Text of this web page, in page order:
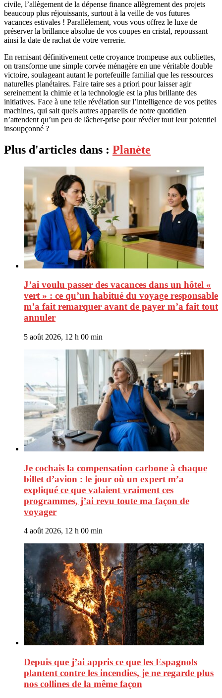
civile, l’allègement de la dépense finance allègrement des projets
beaucoup plus réjouissants, surtout à la veille de vos futures
vacances estivales ! Parallèlement, vous vous offrez le luxe de
préserver la brillance absolue de vos coupes en cristal, repoussant
ainsi la date de rachat de votre verrerie.
En remisant définitivement cette croyance trompeuse aux oubliettes,
on transforme une simple corvée ménagère en une véritable double
victoire, soulageant autant le portefeuille familial que les ressources
naturelles planétaires. Faire taire ses a priori pour laisser agir
sereinement la chimie et la technologie est la plus brillante des
initiatives. Face à une telle révélation sur l’intelligence de vos petites
machines, qui sait quels autres appareils de notre quotidien
n’attendent qu’un peu de lâcher-prise pour révéler tout leur potentiel
insoupçonné ?
Plus d'articles dans : Planète
J’ai voulu passer des vacances dans un hôtel «
vert » : ce qu’un habitué du voyage responsable
m’a fait remarquer avant de payer m’a fait tout
annuler
5 août 2026, 12 h 00 min
Je cochais la compensation carbone à chaque
billet d’avion : le jour où un expert m’a
expliqué ce que valaient vraiment ces
programmes, j’ai revu toute ma façon de
voyager
4 août 2026, 12 h 00 min
Depuis que j’ai appris ce que les Espagnols
plantent contre les incendies, je ne regarde plus
nos collines de la même façon